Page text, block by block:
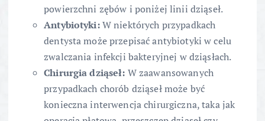
powierzchni zębów i poniżej linii dziąseł.
Antybiotyki:W niektórych przypadkach
dentysta może przepisać antybiotyki w celu
zwalczania infekcji bakteryjnej w dziąsłach.
Chirurgia dziąseł: W zaawansowanych
przypadkach chorób dziąseł może być
konieczna interwencja chirurgiczna, taka jak